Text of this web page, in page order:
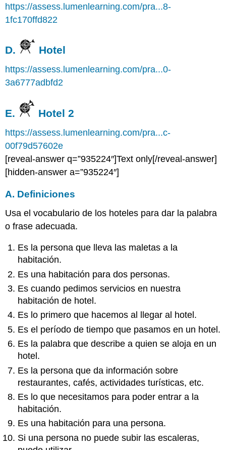
https://assess.lumenlearning.com/pra...8-
1fc170ffd822
D. Hotel
https://assess.lumenlearning.com/pra...0-
3a6777adbfd2
E. Hotel 2
https://assess.lumenlearning.com/pra...c-
00f79d57602e
[reveal-answer q=”935224″]Text only[/reveal-answer]
[hidden-answer a=”935224″]
A. Definiciones
Usa el vocabulario de los hoteles para dar la palabra
o frase adecuada.
Es la persona que lleva las maletas a la
habitación.
Es una habitación para dos personas.
Es cuando pedimos servicios en nuestra
habitación de hotel.
Es lo primero que hacemos al llegar al hotel.
Es el período de tiempo que pasamos en un hotel.
Es la palabra que describe a quien se aloja en un
hotel.
Es la persona que da información sobre
restaurantes, cafés, actividades turísticas, etc.
Es lo que necesitamos para poder entrar a la
habitación.
Es una habitación para una persona.
Si una persona no puede subir las escaleras,